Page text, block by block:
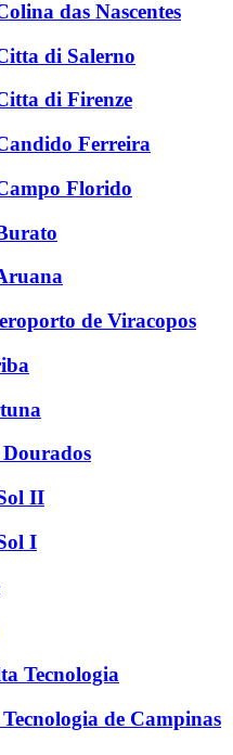
das Nascentes
di Salerno
di Firenze
Ferreira
Florido
de Viracopos
II
I
Tecnologia
de Campinas